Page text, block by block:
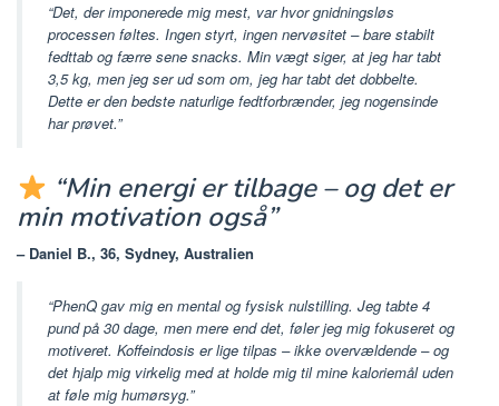
“Det, der imponerede mig mest, var hvor gnidningsløs
processen føltes. Ingen styrt, ingen nervøsitet – bare stabilt
fedttab og færre sene snacks. Min vægt siger, at jeg har tabt
3,5 kg, men jeg ser ud som om, jeg har tabt det dobbelte.
Dette er den bedste naturlige fedtforbrænder, jeg nogensinde
har prøvet.”
“Min energi er tilbage – og det er
min motivation også”
– Daniel B., 36, Sydney, Australien
“PhenQ gav mig en mental og fysisk nulstilling. Jeg tabte 4
pund på 30 dage, men mere end det, føler jeg mig fokuseret og
motiveret. Koffeindosis er lige tilpas – ikke overvældende – og
det hjalp mig virkelig med at holde mig til mine kaloriemål uden
at føle mig humørsyg.”